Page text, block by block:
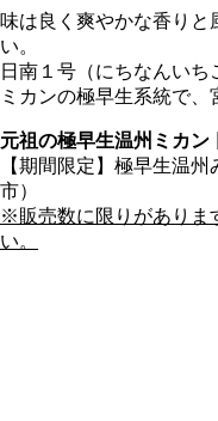
味は良く爽やかな香りと
い。
日南１号（にちなんいち
ミカンの極早生系統で、
元祖の極早生温州ミカン
【期間限定】極早生温
市）
※販売数に限りがありま
い。